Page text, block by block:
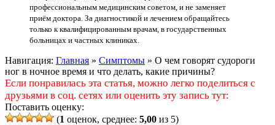
профессиональным медицинским советом, и не заменяет
приём доктора. За диагностикой и лечением обращайтесь
только к квалифицированным врачам, в государственных
больницах и частных клиниках.
Навигация: Главная » Симптомы » О чем говорят судороги
ног в ночное время и что делать, какие причины?
Если понравилась эта статья, можно легко поделиться с
друзьями в соц. сетях или оценить эту запись тут:
Поставить оценку:
(1 оценок, среднее: 5,00 из 5)